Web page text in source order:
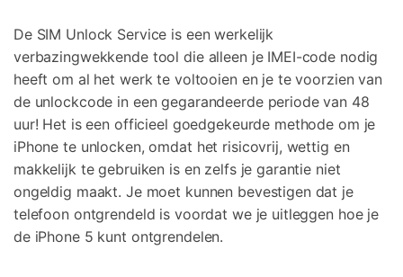
De SIM Unlock Service is een werkelijk
verbazingwekkende tool die alleen je IMEI-code nodig
heeft om al het werk te voltooien en je te voorzien van
de unlockcode in een gegarandeerde periode van 48
uur! Het is een officieel goedgekeurde methode om je
iPhone te unlocken, omdat het risicovrij, wettig en
makkelijk te gebruiken is en zelfs je garantie niet
ongeldig maakt. Je moet kunnen bevestigen dat je
telefoon ontgrendeld is voordat we je uitleggen hoe je
de iPhone 5 kunt ontgrendelen.